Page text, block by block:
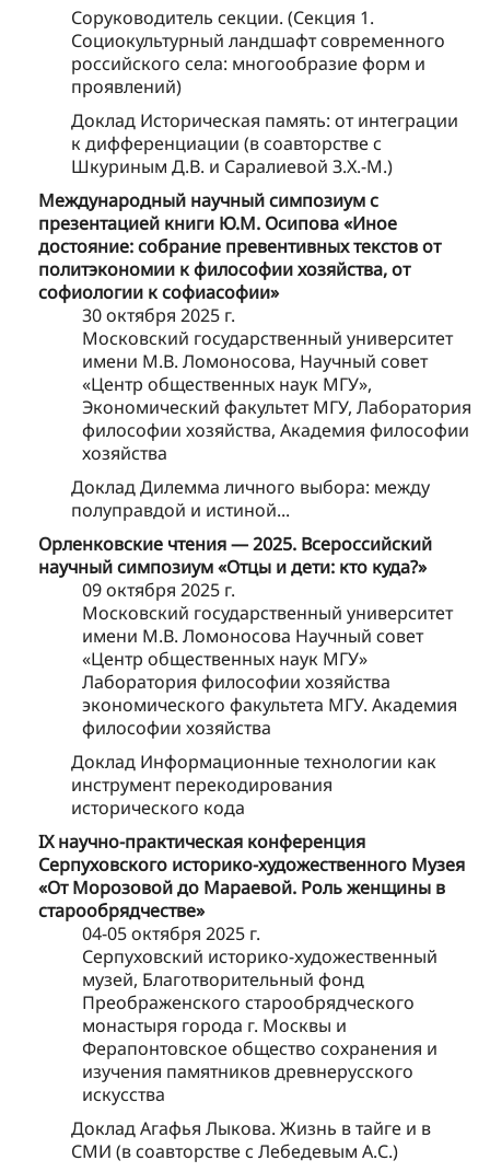
Соруководитель секции. (Секция 1.
Социокультурный ландшафт современного
российского села: многообразие форм и
проявлений)
Доклад Историческая память: от интеграции
к дифференциации (в соавторстве с
Шкуриным Д.В. и Саралиевой З.Х.-М.)
Международный научный симпозиум с
презентацией книги Ю.М. Осипова «Иное
достояние: собрание превентивных текстов от
политэкономии к философии хозяйства, от
софиологии к софиасофии»
30 октября 2025 г.
Московский государственный университет
имени М.В. Ломоносова, Научный совет
«Центр общественных наук МГУ»,
Экономический факультет МГУ, Лаборатория
философии хозяйства, Академия философии
хозяйства
Доклад Дилемма личного выбора: между
полуправдой и истиной...
Орленковские чтения — 2025. Всероссийский
научный симпозиум «Отцы и дети: кто куда?»
09 октября 2025 г.
Московский государственный университет
имени М.В. Ломоносова Научный совет
«Центр общественных наук МГУ»
Лаборатория философии хозяйства
экономического факультета МГУ. Академия
философии хозяйства
Доклад Информационные технологии как
инструмент перекодирования
исторического кода
IX научно-практическая конференция
Серпуховского историко-художественного Музея
«От Морозовой до Мараевой. Роль женщины в
старообрядчестве»
04-05 октября 2025 г.
Серпуховский историко-художественный
музей, Благотворительный фонд
Преображенского старообрядческого
монастыря города г. Москвы и
Ферапонтовское общество сохранения и
изучения памятников древнерусского
искусства
Доклад Агафья Лыкова. Жизнь в тайге и в
СМИ (в соавторстве с Лебедевым А.С.)